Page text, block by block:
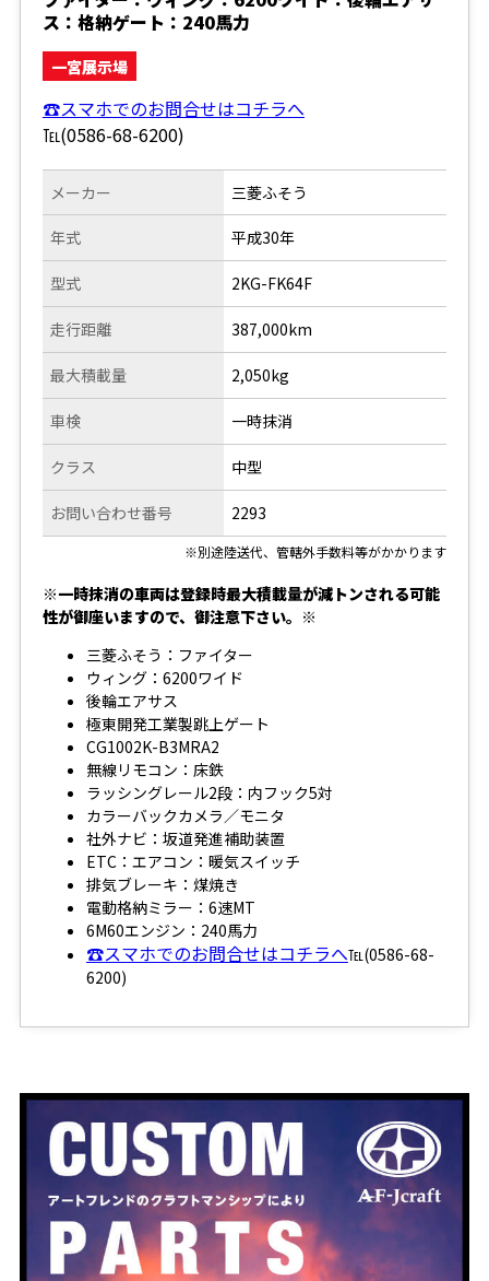
ス：格納ゲート：240馬力
一宮展示場
☎スマホでのお問合せはコチラへ
℡(0586-68-6200)
メーカー
年式
型式
走行距離
三菱ふそう
平成30年
2KG-FK64F
387,000km
最大積載量
車検
クラス
お問い合わせ番号
2,050kg
一時抹消
中型
2293
※別途陸送代、管轄外手数料等がかかります
※一時抹消の車両は登録時最大積載量が減トンされる可能
性が御座いますので、御注意下さい。※
三菱ふそう：ファイター
ウィング：6200ワイド
後輪エアサス
極東開発工業製跳上ゲート
CG1002K-B3MRA2
無線リモコン：床鉄
ラッシングレール2段：内フック5対
カラーバックカメラ／モニタ
社外ナビ：坂道発進補助装置
ETC：エアコン：暖気スイッチ
排気ブレーキ：煤焼き
電動格納ミラー：6速MT
6M60エンジン：240馬力
☎スマホでのお問合せはコチラへ℡(0586-68-
6200)